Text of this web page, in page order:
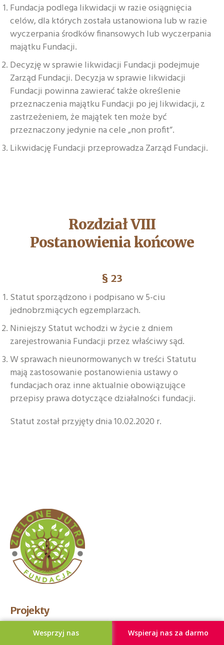
Fundacja podlega likwidacji w razie osiągnięcia
celów, dla których została ustanowiona lub w razie
wyczerpania środków finansowych lub wyczerpania
majątku Fundacji.
Decyzję w sprawie likwidacji Fundacji podejmuje
Zarząd Fundacji. Decyzja w sprawie likwidacji
Fundacji powinna zawierać także określenie
przeznaczenia majątku Fundacji po jej likwidacji, z
zastrzeżeniem, że majątek ten może być
przeznaczony jedynie na cele „non profit”.
Likwidację Fundacji przeprowadza Zarząd Fundacji.
Rozdział VIII
Postanowienia końcowe
§ 23
Statut sporządzono i podpisano w 5-ciu
jednobrzmiących egzemplarzach.
Niniejszy Statut wchodzi w życie z dniem
zarejestrowania Fundacji przez właściwy sąd.
W sprawach nieunormowanych w treści Statutu
mają zastosowanie postanowienia ustawy o
fundacjach oraz inne aktualnie obowiązujące
przepisy prawa dotyczące działalności fundacji.
Statut został przyjęty dnia 10.02.2020 r.
Projekty
SprzątaMY las
Wspieraj nas za darmo
Wesprzyj nas